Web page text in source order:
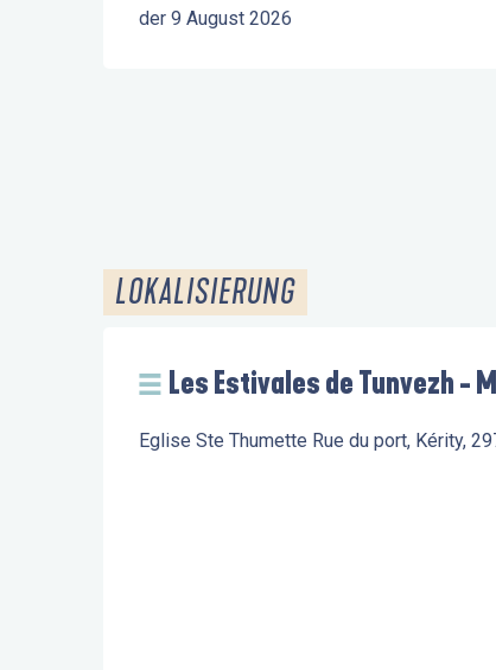
der 9 August 2026
LOKALISIERUNG
Les Estivales de Tunvezh -
Eglise Ste Thumette Rue du port, Kérity,